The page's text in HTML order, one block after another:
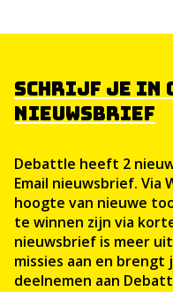
SCHRIJF JE IN
NIEUWSBRIEF
Debattle heeft 2
Email nieuwsbrief. Via
hoogte van nieuwe
te winnen zijn via
nieuwsbrief is meer
missies aan en brengt
deelnemen aan